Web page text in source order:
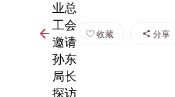
业总
工会
邀请
孙东
局长
探访
收藏 分享